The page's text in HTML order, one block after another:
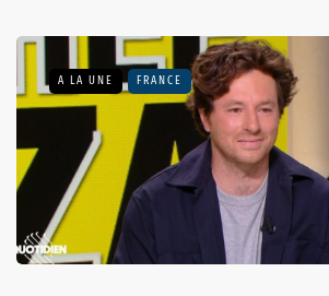
A LA UNE FRANCE